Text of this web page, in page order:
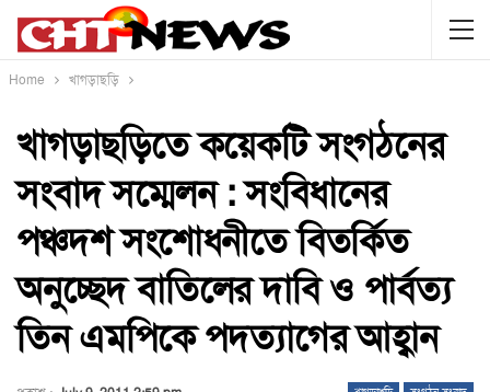
Home খাগড়াছড়ি
খাগড়াছড়িতে কয়েকটি সংগঠনের
সংবাদ সম্মেলন : সংবিধানের
পঞ্চদশ সংশোধনীতে বিতর্কিত
অনুচ্ছেদ বাতিলের দাবি ও পার্বত্য
তিন এমপিকে পদত্যাগের আহ্বান